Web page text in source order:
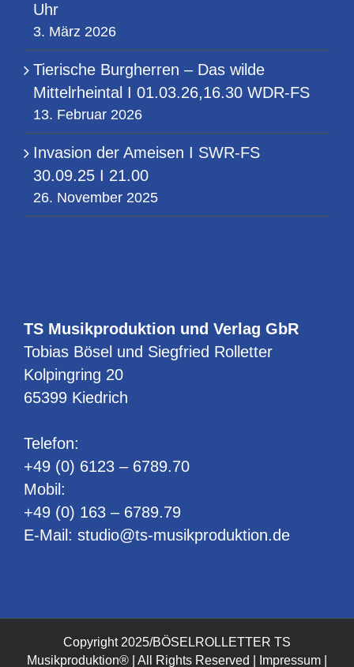
Uhr
3. März 2026
Tierische Burgherren – Das wilde
Mittelrheintal I 01.03.26,16.30 WDR-FS
13. Februar 2026
Invasion der Ameisen I SWR-FS
30.09.25 I 21.00
26. November 2025
TS Musikproduktion und Verlag GbR
Tobias Bösel und Siegfried Rolletter
Kolpingring 20
65399 Kiedrich
Telefon:
+49 (0) 6123 – 6789.70
Mobil:
+49 (0) 163 – 6789.79
E-Mail: studio@ts-musikproduktion.de
Copyright 2025/BÖSELROLLETTER TS
Musikproduktion® | All Rights Reserved |
Impressum